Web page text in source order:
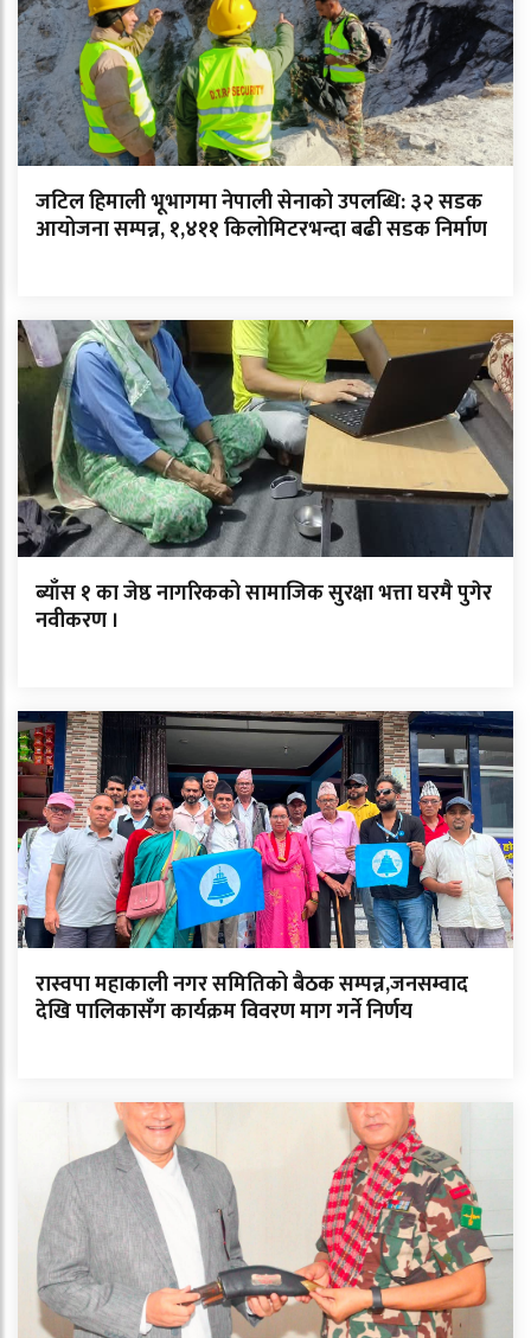
जटिल हिमाली भूभागमा नेपाली सेनाको उपलब्धि: ३२ सडक
आयोजना सम्पन्न, १,४११ किलोमिटरभन्दा बढी सडक निर्माण
ब्याँस १ का जेष्ठ नागरिकको सामाजिक सुरक्षा भत्ता घरमै पुगेर
नवीकरण ।
रास्वपा महाकाली नगर समितिको बैठक सम्पन्न,जनसम्वाद
देखि पालिकासँग कार्यक्रम विवरण माग गर्ने निर्णय